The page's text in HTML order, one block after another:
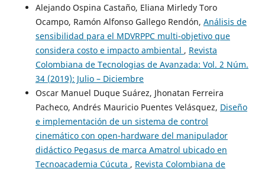
Alejando Ospina Castaño, Eliana Mirledy Toro
Ocampo, Ramón Alfonso Gallego Rendón, Análisis de
sensibilidad para el MDVRPPC multi-objetivo que
considera costo e impacto ambiental , Revista
Colombiana de Tecnologias de Avanzada: Vol. 2 Núm.
34 (2019): Julio – Diciembre
Oscar Manuel Duque Suárez, Jhonatan Ferreira
Pacheco, Andrés Mauricio Puentes Velásquez, Diseño
e implementación de un sistema de control
cinemático con open-hardware del manipulador
didáctico Pegasus de marca Amatrol ubicado en
Tecnoacademia Cúcuta , Revista Colombiana de